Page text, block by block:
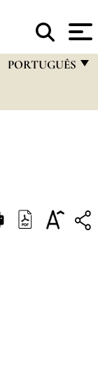
PORTUGUÊS
DEUTSCH